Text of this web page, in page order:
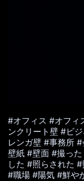
#オフィス #オフィ
ンクリート壁 #ビ
レンガ壁 #事務所 #
壁紙 #壁面 #撮った
した #照らされた #
#職場 #陽気 #鮮や